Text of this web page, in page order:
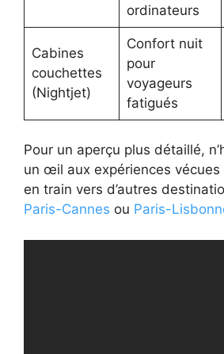
ordinateurs
Cabines
couchettes
(Nightjet)
Confort nuit
pour
voyageurs
fatigués
Pour un aperçu plus détaillé,
un œil aux expériences vécues
en train vers d’autres
Paris-Cannes ou Paris-